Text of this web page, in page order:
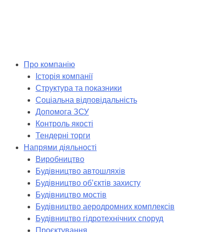
Про компанію
Історія компанії
Структура та показники
Соціальна відповідальність
Допомога ЗСУ
Контроль якості
Тендерні торги
Напрями діяльності
Виробництво
Будівництво автошляхів
Будівництво обʼєктів захисту
Будівництво мостів
Будівництво аеродромних комплексів
Будівництво гідротехнічних споруд